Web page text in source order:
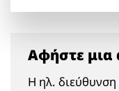
Αφήστε μια
Η ηλ. διεύθυνση